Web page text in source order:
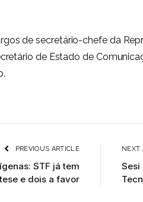
de secretário-chefe da
de Estado de
PREVIOUS ARTICLE
STF já tem
e dois a favor
NEXT
Sesi